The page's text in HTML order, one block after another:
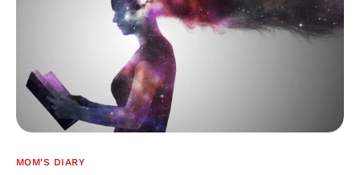
MOM'S DIARY